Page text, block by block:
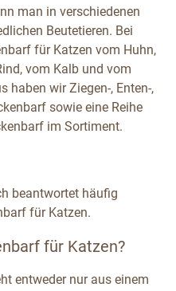
man in verschiedenen
Beutetieren. Bei
für Katzen vom Huhn,
vom Kalb und vom
haben wir Ziegen-, Enten-,
sowie eine Reihe
im Sortiment.
beantwortet häufig
für Katzen.
für Katzen?
entweder nur aus einem